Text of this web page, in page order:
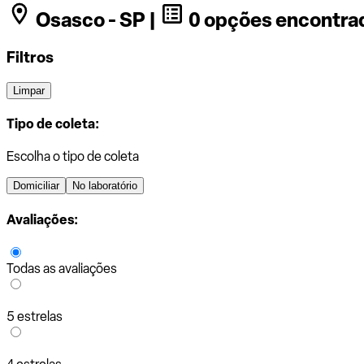
Osasco - SP | 0 opções
Filtros
Limpar
Tipo de coleta:
Escolha o tipo de coleta
Domiciliar No laboratório
Avaliações:
Todas as avaliações
5 estrelas